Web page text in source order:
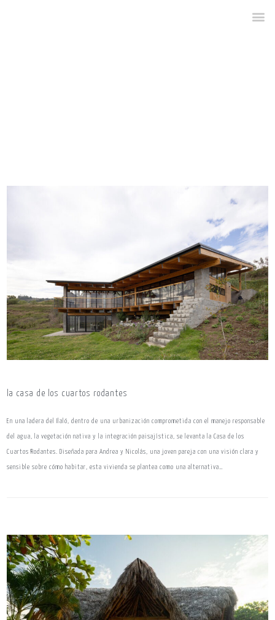
la casa de los cuartos rodantes
En una ladera del Ilaló, dentro de una urbanización comprometida con el manejo responsable
del agua, la vegetación nativa y la integración paisajística, se levanta la Casa de los
Cuartos Rodantes. Diseñada para Andrea y Nicolás, una joven pareja con una visión clara y
sensible sobre cómo habitar, esta vivienda se plantea como una alternativa…